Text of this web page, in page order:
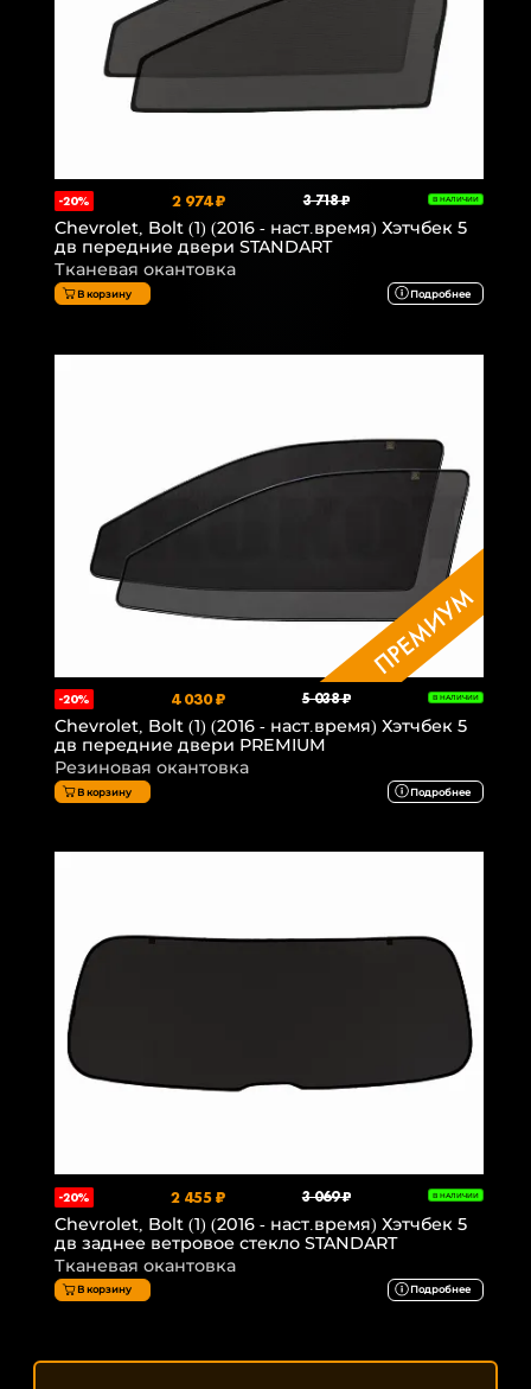
-20% 2 974 ₽ 3 718 ₽ В НАЛИЧИИ
Chevrolet, Bolt (1) (2016 - наст.время) Хэтчбек 5
дв передние двери STANDART
Тканевая окантовка
В корзину Подробнее
-20% 4 030 ₽ 5 038 ₽ В НАЛИЧИИ
Chevrolet, Bolt (1) (2016 - наст.время) Хэтчбек 5
дв передние двери PREMIUM
Резиновая окантовка
В корзину Подробнее
-20% 2 455 ₽ 3 069 ₽ В НАЛИЧИИ
Chevrolet, Bolt (1) (2016 - наст.время) Хэтчбек 5
дв заднее ветровое стекло STANDART
Тканевая окантовка
В корзину Подробнее